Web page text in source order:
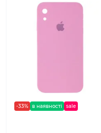
-33% в наявності sale